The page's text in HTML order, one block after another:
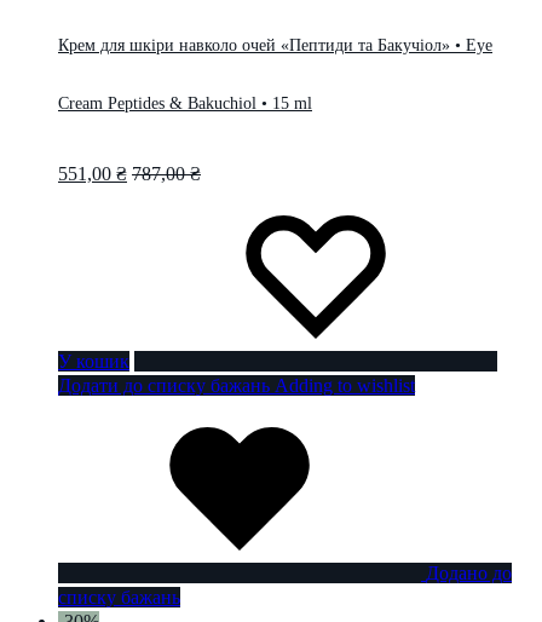
Крем для шкіри навколо очей «Пептиди та Бакучіол» • Eye
Cream Peptides & Bakuchiol • 15 ml
551,00 ₴ 787,00₴
У кошик
Додати до списку бажань Adding to wishlist
Додано до
списку бажань